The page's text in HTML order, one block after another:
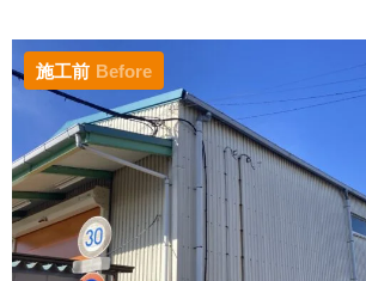
施工前 Before